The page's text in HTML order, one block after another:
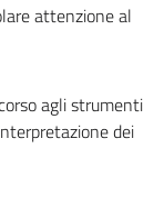
attenzione al
agli strumenti
dei